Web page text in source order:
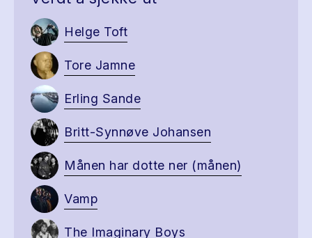
Helge Toft
Tore Jamne
Erling Sande
Britt-Synnøve Johansen
Månen har dotte ner (månen)
Vamp
The Imaginary Boys